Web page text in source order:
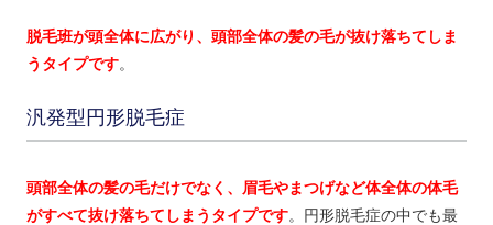
脱毛班が頭全体に広がり、頭部全体の髪の毛が抜け落ちてしま
うタイプです。
汎発型円形脱毛症
頭部全体の髪の毛だけでなく、眉毛やまつげなど体全体の体毛
がすべて抜け落ちてしまうタイプです。円形脱毛症の中でも最